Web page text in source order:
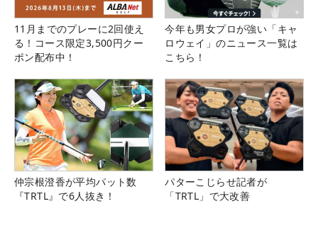
11月までのプレーに2回使え
る！コース限定3,500円クー
ポン配布中！
今年も男女プロが強い「キャ
ロウェイ」のニュース一覧は
こちら！
仲宗根澄香が平均パット数
『TRTL』で6人抜き！
パターこじらせ記者が
「TRTL」で大改善